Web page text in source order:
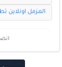
المزمل اونلاين